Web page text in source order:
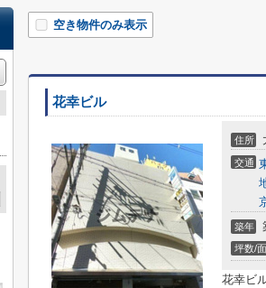
空き物件のみ表示
花幸ビル
住所
交通
築年
坪数/
花幸ビ